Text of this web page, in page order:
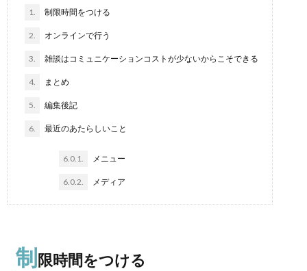
1. 制限時間をつける
2. オンラインで行う
3. 雑談はコミュニケーションコストが少ないからこそできる
4. まとめ
5. 編集後記
6. 最近のあたらしいこと
6.0.1. メニュー
6.0.2. メディア
制限時間をつける